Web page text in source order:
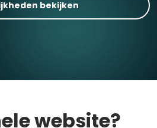
bekijken
website?